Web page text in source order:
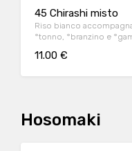
45 Chirashi misto
Riso bianco
°tonno, °branzino e
11.00 €
Hosomaki